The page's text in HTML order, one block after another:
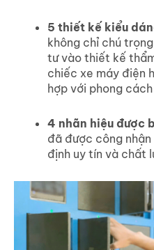
5 thiết kế kiểu
không chỉ chú
tư vào thiết kế
chiếc xe máy điện
hợp với phong
4 nhãn hiệu được
đã được công
định uy tín và chất